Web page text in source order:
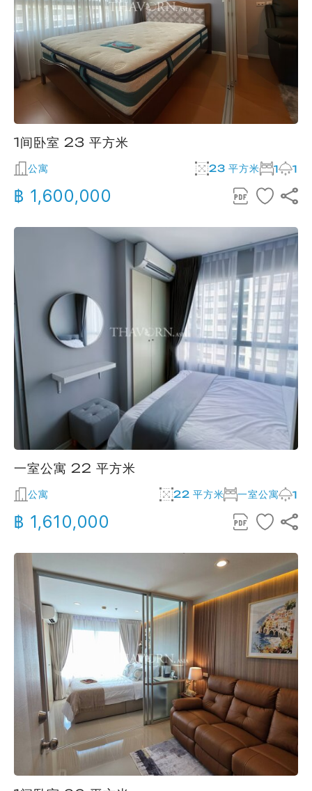
1间卧室 23 平方米
公寓 23 平方米 1 1
฿ 1,600,000
一室公寓 22 平方米
公寓 22 平方米 一室公寓 1
฿ 1,610,000